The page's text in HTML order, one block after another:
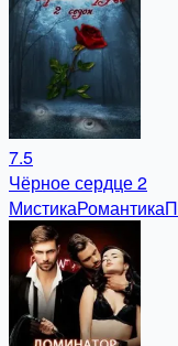
7.5
Чёрное сердце 2
МистикаРомантика